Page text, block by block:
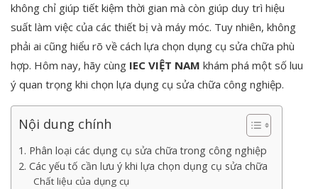
không chỉ giúp tiết kiệm thời gian mà còn giúp duy trì hiệu
suất làm việc của các thiết bị và máy móc. Tuy nhiên, không
phải ai cũng hiểu rõ về cách lựa chọn dụng cụ sửa chữa phù
hợp. Hôm nay, hãy cùng IEC VIỆT NAM khám phá một số luu
ý quan trọng khi chọn lựa dụng cụ sửa chữa công nghiệp.
Nội dung chính
1. Phân loại các dụng cụ sửa chữa trong công nghiệp
2. Các yếu tố cần lưu ý khi lựa chọn dụng cụ sửa chữa
Chất liệu của dụng cụ